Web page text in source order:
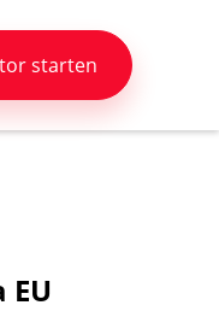
starten